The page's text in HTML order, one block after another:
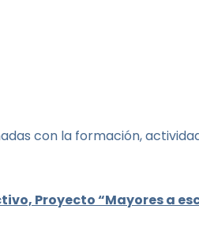
con la formación,
Proyecto “Mayores a